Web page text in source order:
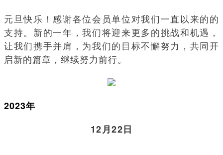
元旦快乐！感谢各位会员单位对我们一直以来的的
支持。新的一年，我们将迎来更多的挑战和机遇，
让我们携手并肩，为我们的目标不懈努力，共同开
启新的篇章，继续努力前行。
2023年
12月22日